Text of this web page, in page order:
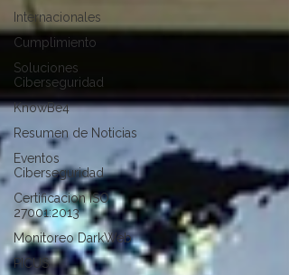
Internacionales
Cumplimiento
Soluciones
Ciberseguridad
KnowBe4
Resumen de Noticias
Eventos
Ciberseguridad
Certificacion ISO
27001:2013
Monitoreo DarkWeb
PICUS